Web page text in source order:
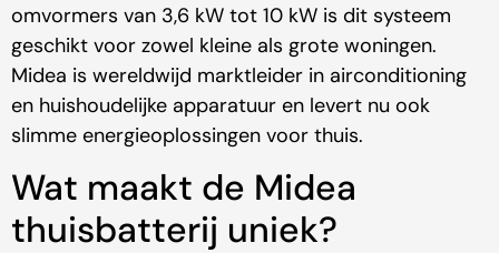
omvormers van 3,6 kW tot 10 kW is dit systeem
geschikt voor zowel kleine als grote woningen.
Midea is wereldwijd marktleider in airconditioning
en huishoudelijke apparatuur en levert nu ook
slimme energieoplossingen voor thuis.
Wat maakt de Midea
thuisbatterij uniek?